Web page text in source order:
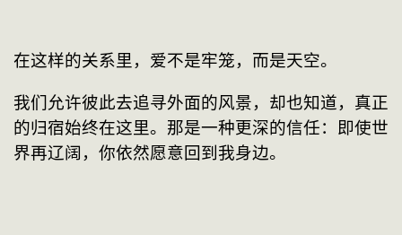
在这样的关系里，爱不是牢笼，而是天空。
我们允许彼此去追寻外面的风景，却也知道，真正
的归宿始终在这里。那是一种更深的信任：即使世
界再辽阔，你依然愿意回到我身边。